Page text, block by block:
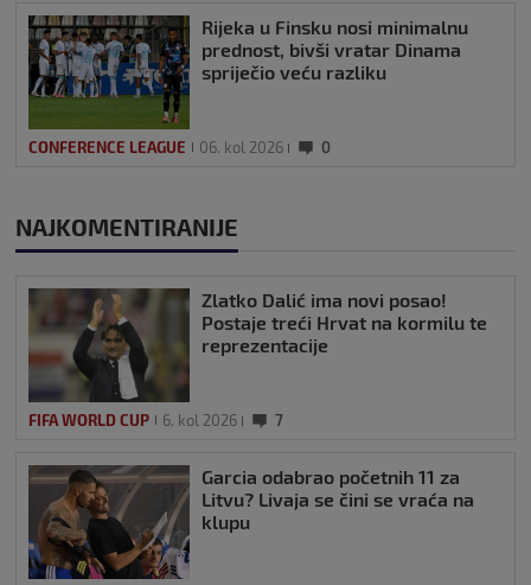
Rijeka u Finsku nosi minimalnu
prednost, bivši vratar Dinama
spriječio veću razliku
CONFERENCE LEAGUE 06. kol 2026 0
NAJKOMENTIRANIJE
Zlatko Dalić ima novi posao!
Postaje treći Hrvat na kormilu te
reprezentacije
FIFA WORLD CUP 6. kol 2026 7
Garcia odabrao početnih 11 za
Litvu? Livaja se čini se vraća na
klupu